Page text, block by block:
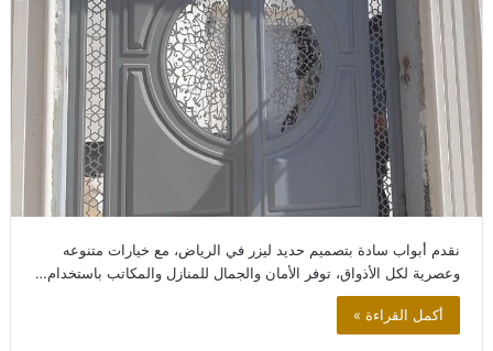
نقدم أبواب سادة بتصميم حديد ليزر في الرياض، مع خيارات متنوعه
وعصرية لكل الأذواق، توفر الأمان والجمال للمنازل والمكاتب باستخدام…
أكمل القراءة »